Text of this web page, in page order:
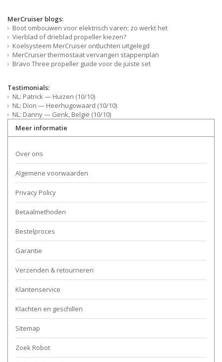
MerCruiser blogs:
Boot ombouwen voor elektrisch varen: zo werkt het
Vierblad of drieblad propeller kiezen?
Koelsysteem MerCruiser ontluchten uitgelegd
MerCruiser thermostaat vervangen stappenplan
Bravo Three propeller guide voor de juiste set
Testimonials:
NL: Patrick — Huizen (10/10)
NL: Dion — Heerhugowaard (10/10)
NL: Danny — Genk, België (10/10)
Meer informatie
Over ons
Algemene voorwaarden
Privacy Policy
Betaalmethoden
Bestelproces
Garantie
Verzenden & retourneren
Klantenservice
Klachten en geschillen
Sitemap
Zoek Robot